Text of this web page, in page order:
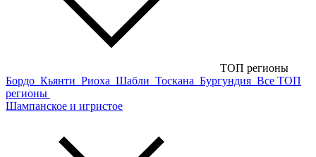
ТОП регионы
Бордо Кьянти Риоха Шабли Тоскана Бургундия Все ТОП
регионы
Шампанское и игристое